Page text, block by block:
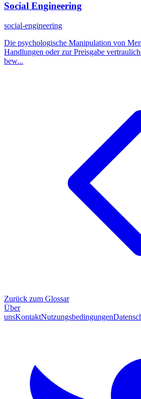
Social Engineering
social-engineering
Die psychologische Manipulation von
Handlungen oder zur Preisgabe
bew...
Zurück zum Glossar
Über
unsKontaktNutzungsbedingungen